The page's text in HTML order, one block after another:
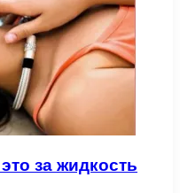
за жидкость